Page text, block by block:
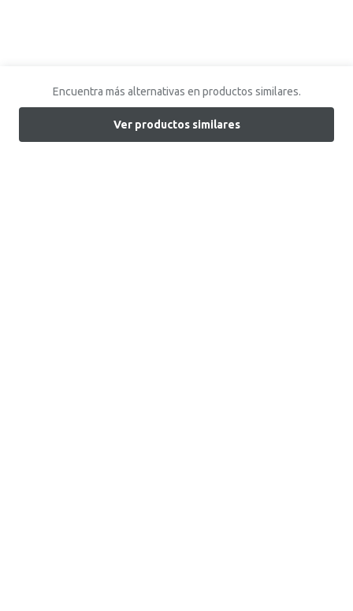
Encuentra más alternativas en productos similares.
Ver productos similares